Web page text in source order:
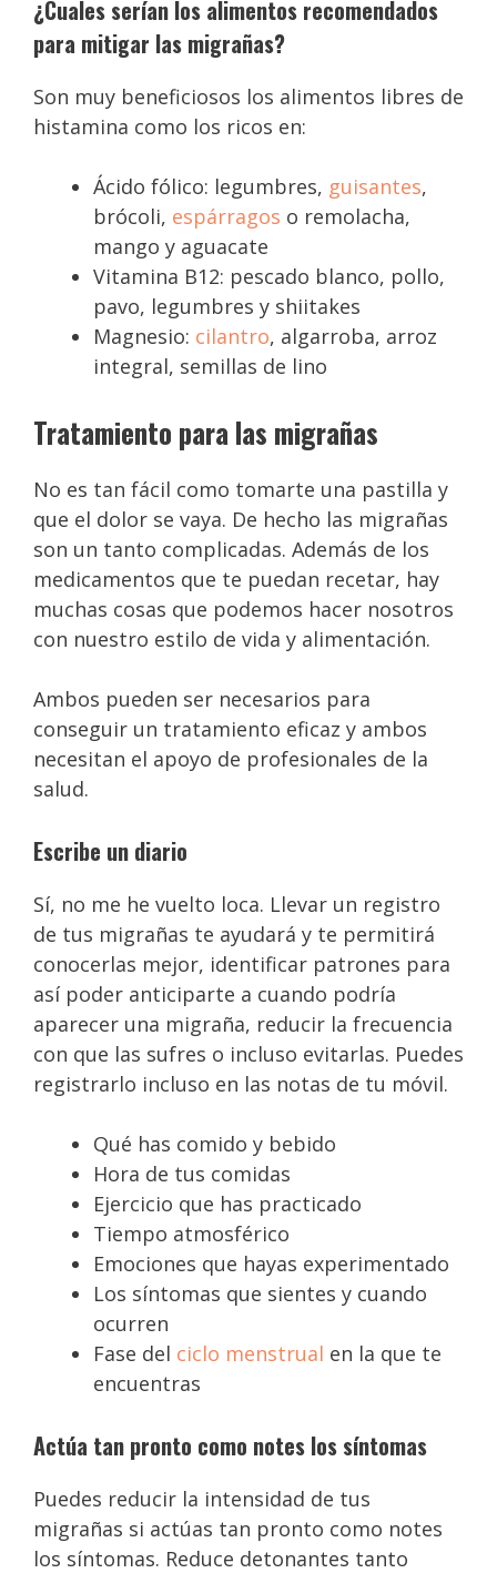
¿Cuales serían los alimentos recomendados
para mitigar las migrañas?
Son muy beneficiosos los alimentos libres de
histamina como los ricos en:
Ácido fólico: legumbres, guisantes,
brócoli, espárragos o remolacha,
mango y aguacate
Vitamina B12: pescado blanco, pollo,
pavo, legumbres y shiitakes
Magnesio: cilantro, algarroba, arroz
integral, semillas de lino
Tratamiento para las migrañas
No es tan fácil como tomarte una pastilla y
que el dolor se vaya. De hecho las migrañas
son un tanto complicadas. Además de los
medicamentos que te puedan recetar, hay
muchas cosas que podemos hacer nosotros
con nuestro estilo de vida y alimentación.
Ambos pueden ser necesarios para
conseguir un tratamiento eficaz y ambos
necesitan el apoyo de profesionales de la
salud.
Escribe un diario
Sí, no me he vuelto loca. Llevar un registro
de tus migrañas te ayudará y te permitirá
conocerlas mejor, identificar patrones para
así poder anticiparte a cuando podría
aparecer una migraña, reducir la frecuencia
con que las sufres o incluso evitarlas. Puedes
registrarlo incluso en las notas de tu móvil.
Qué has comido y bebido
Hora de tus comidas
Ejercicio que has practicado
Tiempo atmosférico
Emociones que hayas experimentado
Los síntomas que sientes y cuando
ocurren
Fase del ciclo menstrual en la que te
encuentras
Actúa tan pronto como notes los síntomas
Puedes reducir la intensidad de tus
migrañas si actúas tan pronto como notes
los síntomas. Reduce detonantes tanto